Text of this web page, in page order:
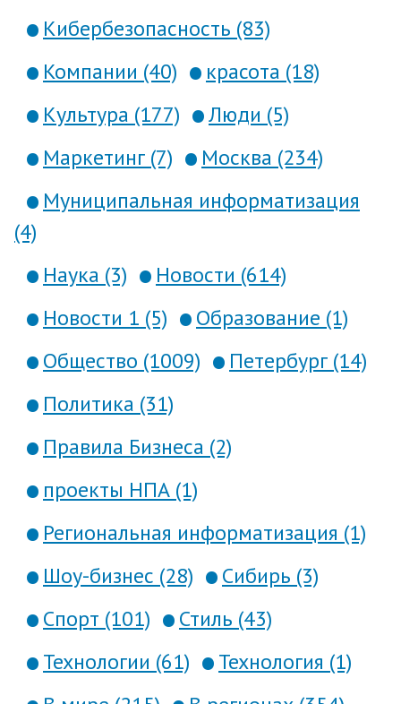
Кибербезопасность (83)
Компании (40)
красота (18)
Культура (177)
Люди (5)
Маркетинг (7)
Москва (234)
Муниципальная информатизация
(4)
Наука (3)
Новости (614)
Новости 1 (5)
Образование (1)
Общество (1009)
Петербург (14)
Политика (31)
Правила Бизнеса (2)
проекты НПА (1)
Региональная информатизация (1)
Шоу-бизнес (28)
Сибирь (3)
Спорт (101)
Стиль (43)
Технологии (61)
Технология (1)